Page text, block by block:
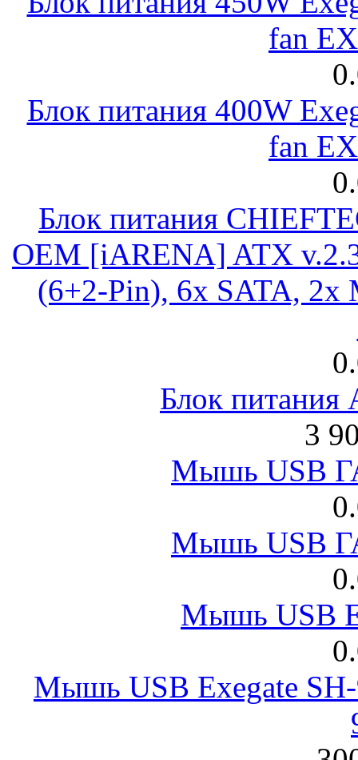
fan
Блок питания 400W
fan
Блок питания
OEM [iARENA] ATX
(6+2-Pin), 6x SATA, 2x
Блок питания
3
Мышь USB
Мышь USB
Мышь USB
Мышь USB Exegate